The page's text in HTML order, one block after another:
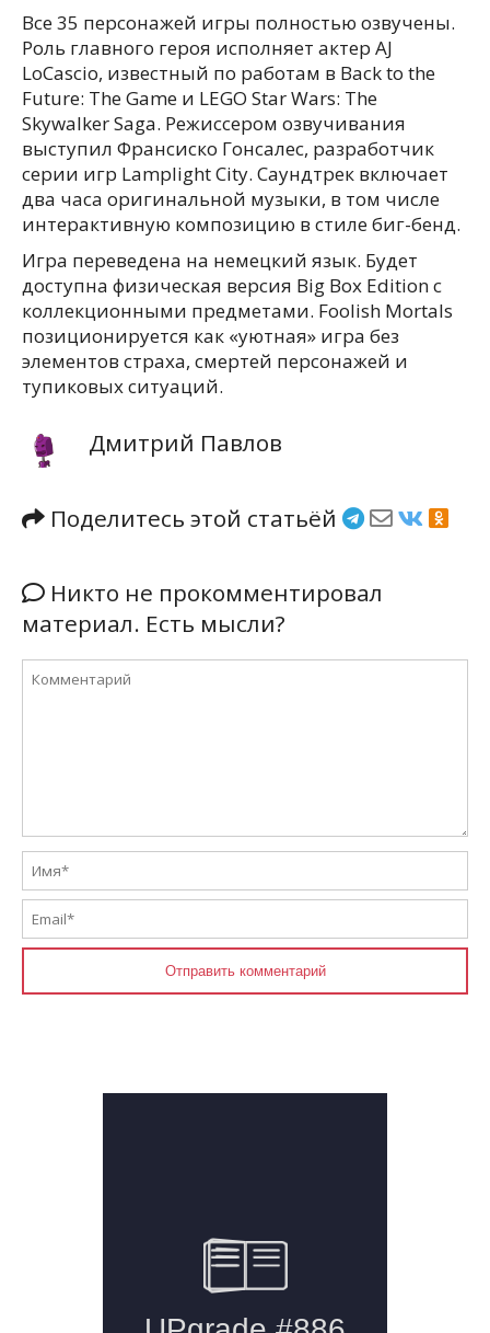
Все 35 персонажей игры полностью озвучены.
Роль главного героя исполняет актер AJ
LoCascio, известный по работам в Back to the
Future: The Game и LEGO Star Wars: The
Skywalker Saga. Режиссером озвучивания
выступил Франсиско Гонсалес, разработчик
серии игр Lamplight City. Саундтрек включает
два часа оригинальной музыки, в том числе
интерактивную композицию в стиле биг-бенд.
Игра переведена на немецкий язык. Будет
доступна физическая версия Big Box Edition с
коллекционными предметами. Foolish Mortals
позиционируется как «уютная» игра без
элементов страха, смертей персонажей и
тупиковых ситуаций.
Дмитрий Павлов
Поделитесь этой статьёй
Никто не прокомментировал
материал. Есть мысли?